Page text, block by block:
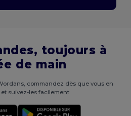
toujours à
de main
commandez dès que vous en
suivez-les facilement.